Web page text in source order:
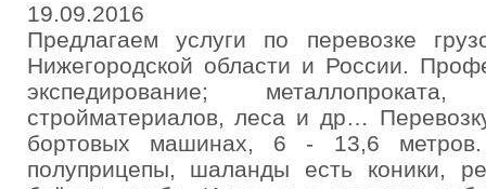
19.09.2016
Предлагаем услуги по перевозке
Нижегородской области и России.
экспедирование;
стройматериалов, леса и др…
бортовых машинах, 6 - 13,6
полуприцепы, шаланды есть коники,